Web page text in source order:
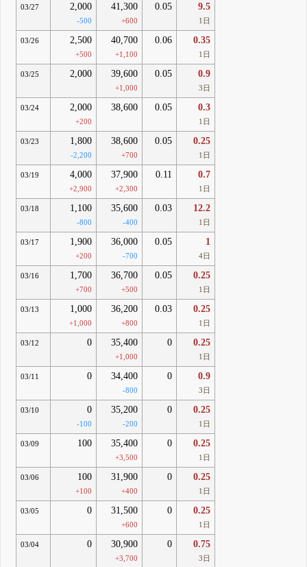
03/27 2,000
-500
41,300
+600
0.05 9.5
1日
03/26 2,500
+500
40,700
+1,100
0.06 0.35
1日
03/25 2,000 39,600
+1,000
0.05 0.9
3日
03/24 2,000
+200
38,600 0.05 0.3
1日
03/23 1,800
-2,200
38,600
+700
0.05 0.25
1日
03/19 4,000
+2,900
37,900
+2,300
0.11 0.7
1日
03/18 1,100
-800
35,600
-400
0.03 12.2
1日
03/17 1,900
+200
36,000
-700
0.05 1
4日
03/16 1,700
+700
36,700
+500
0.05 0.25
1日
03/13 1,000
+1,000
36,200
+800
0.03 0.25
1日
03/12 0 35,400
+1,000
0 0.25
1日
03/11 0 34,400
-800
0 0.9
3日
03/10 0
-100
35,200
-200
0 0.25
1日
03/09 100 35,400
+3,500
0 0.25
1日
03/06 100
+100
31,900
+400
0 0.25
1日
03/05 0 31,500
+600
0 0.25
1日
03/04 0 30,900
+3,700
0 0.75
3日